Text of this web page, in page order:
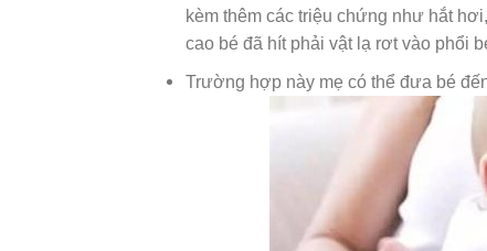
kèm thêm các triệu chứng như hắt
cao bé đã hít phải vật lạ rơt vào phổi
Trường hợp này mẹ có thể đưa bé